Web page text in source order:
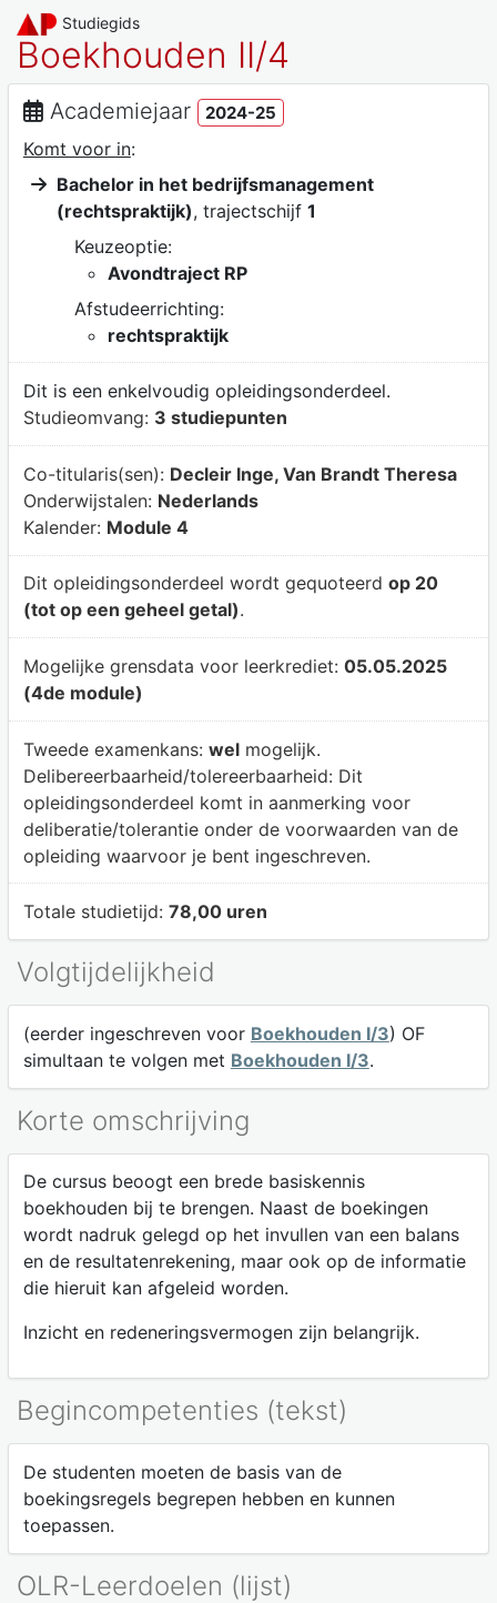
Studiegids
Boekhouden II/4
Academiejaar 2024-25
Komt voor in:
Bachelor in het bedrijfsmanagement
(rechtspraktijk), trajectschijf 1
Keuzeoptie:
Avondtraject RP
Afstudeerrichting:
rechtspraktijk
Dit is een enkelvoudig opleidingsonderdeel.
Studieomvang: 3 studiepunten
Co-titularis(sen): Decleir Inge, Van Brandt Theresa
Onderwijstalen: Nederlands
Kalender: Module 4
Dit opleidingsonderdeel wordt gequoteerd op 20
(tot op een geheel getal).
Mogelijke grensdata voor leerkrediet: 05.05.2025
(4de module)
Tweede examenkans: welmogelijk.
Delibereerbaarheid/tolereerbaarheid: Dit
opleidingsonderdeel komt in aanmerking voor
deliberatie/tolerantie onder de voorwaarden van de
opleiding waarvoor je bent ingeschreven.
Totale studietijd: 78,00 uren
Volgtijdelijkheid
(eerder ingeschreven voor Boekhouden I/3) OF
simultaan te volgen met Boekhouden I/3.
Korte omschrijving
De cursus beoogt een brede basiskennis
boekhouden bij te brengen. Naast de boekingen
wordt nadruk gelegd op het invullen van een balans
en de resultatenrekening, maar ook op de informatie
die hieruit kan afgeleid worden.
Inzicht en redeneringsvermogen zijn belangrijk.
Begincompetenties (tekst)
De studenten moeten de basis van de
boekingsregels begrepen hebben en kunnen
toepassen.
OLR-Leerdoelen (lijst)